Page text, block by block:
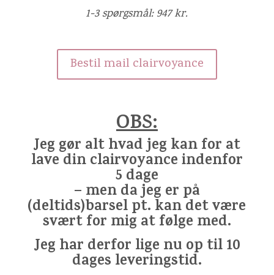
1-3 spørgsmål: 947 kr.
Bestil mail clairvoyance
OBS:
Jeg gør alt hvad jeg kan for at
lave din clairvoyance indenfor
5 dage
– men da jeg er på
(deltids)barsel pt. kan det være
svært for mig at følge med.
Jeg har derfor lige nu op til 10
dages leveringstid.